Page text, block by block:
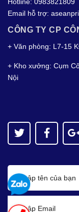
Email hỗ trợ:
CÔNG TY CP
+ Văn phòng: L7-15
+ Kho xưởng: Cụm
Nội